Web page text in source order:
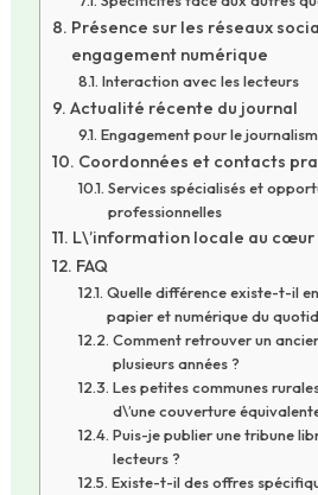
Présence sur les réseaux
engagement numérique
Interaction avec les lecteurs
Actualité récente du journal
Engagement pour le
Coordonnées et contacts
Services spécialisés et
professionnelles
L\’information locale au
FAQ
Quelle différence existe-t-il
papier et numérique du
Comment retrouver un
plusieurs années ?
Les petites communes
d\’une couverture
Puis-je publier une tribune
lecteurs ?
Existe-t-il des offres